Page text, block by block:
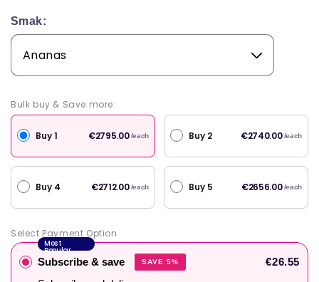
Smak:
Bulk buy & Save more:
Buy 1 €2795.00 /each Buy 2 €2740.00 /each
Buy 4 €2712.00 /each Buy 5 €2656.00 /each
Select Payment Option
Most
Popular
Subscribe & save SAVE 5%
€26.55